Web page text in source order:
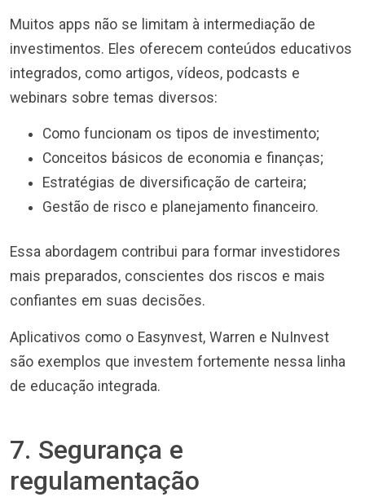
Muitos apps não se limitam à intermediação de
investimentos. Eles oferecem conteúdos educativos
integrados, como artigos, vídeos, podcasts e
webinars sobre temas diversos:
Como funcionam os tipos de investimento;
Conceitos básicos de economia e finanças;
Estratégias de diversificação de carteira;
Gestão de risco e planejamento financeiro.
Essa abordagem contribui para formar investidores
mais preparados, conscientes dos riscos e mais
confiantes em suas decisões.
Aplicativos como o Easynvest, Warren e NuInvest
são exemplos que investem fortemente nessa linha
de educação integrada.
7. Segurança e
regulamentação